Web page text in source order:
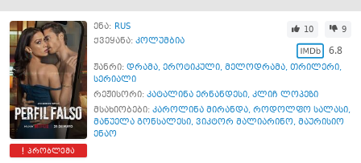
პრობლემა
ენა: RUS
ქვეყანა: კოლუმბია
10 9
6.8
ჟანრი: დრამა, ეროტიკული, მელოდრამა, თრილერი,
სერიალი
რეჟისორი: კატალინა ერნანდესი, კლიჩ ლოპეზი
მსახიობები: კაროლინა მირანდა, როდოლფო სალასი,
მანუელა გონსალესი, ვიკტორ მალიარინო, მაურისიო
ენაო